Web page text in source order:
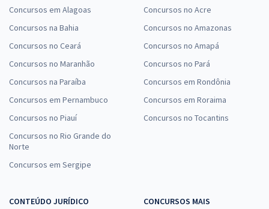
Concursos em Alagoas
Concursos na Bahia
Concursos no Ceará
Concursos no Maranhão
Concursos na Paraíba
Concursos em Pernambuco
Concursos no Piauí
Concursos no Rio Grande do
Norte
Concursos em Sergipe
Concursos no Acre
Concursos no Amazonas
Concursos no Amapá
Concursos no Pará
Concursos em Rondônia
Concursos em Roraima
Concursos no Tocantins
CONTEÚDO JURÍDICO
CONCURSOS MAIS